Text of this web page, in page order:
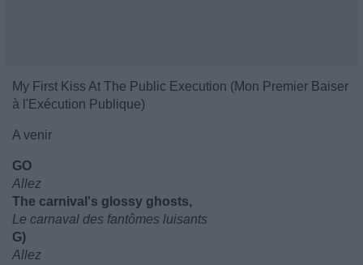
My First Kiss At The Public Execution (Mon Premier Baiser
à l'Exécution Publique)
A venir
GO
Allez
The carnival's glossy ghosts,
Le carnaval des fantômes luisants
G)
Allez